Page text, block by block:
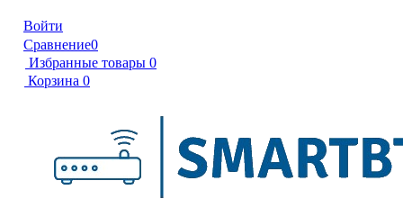
Войти
Сравнение0
Избранные товары 0
Корзина 0